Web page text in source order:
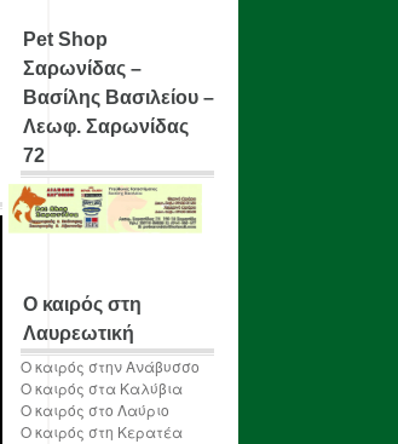
Pet Shop
Σαρωνίδας –
Βασίλης Βασιλείου –
Λεωφ. Σαρωνίδας
72
Ο καιρός στη
Λαυρεωτική
Ο καιρός στην Ανάβυσσο
Ο καιρός στα Καλύβια
Ο καιρός στο Λαύριο
Ο καιρός στη Κερατέα